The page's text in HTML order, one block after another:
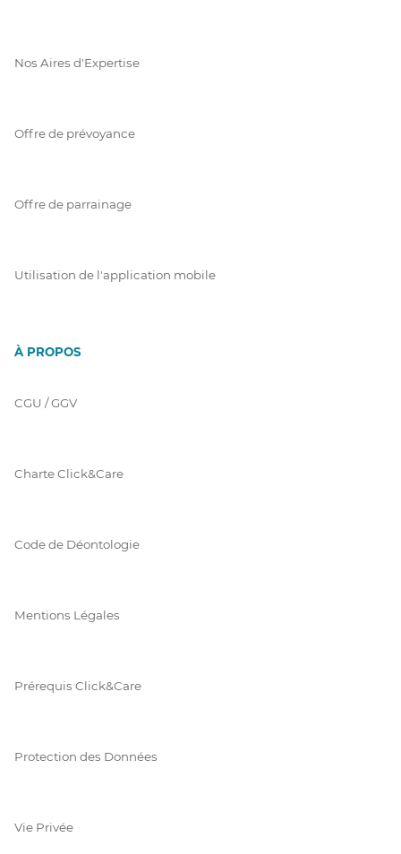
Nos Aires d'Expertise
Offre de prévoyance
Offre de parrainage
Utilisation de l'application mobile
À PROPOS
CGU / GGV
Charte Click&Care
Code de Déontologie
Mentions Légales
Prérequis Click&Care
Protection des Données
Vie Privée